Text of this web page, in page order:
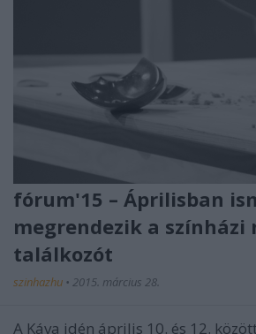
fórum'15 – Áprilisban
megrendezik a színházi
találkozót
szinhazhu • 2015. március 28.
A Káva idén április 10. és 12.